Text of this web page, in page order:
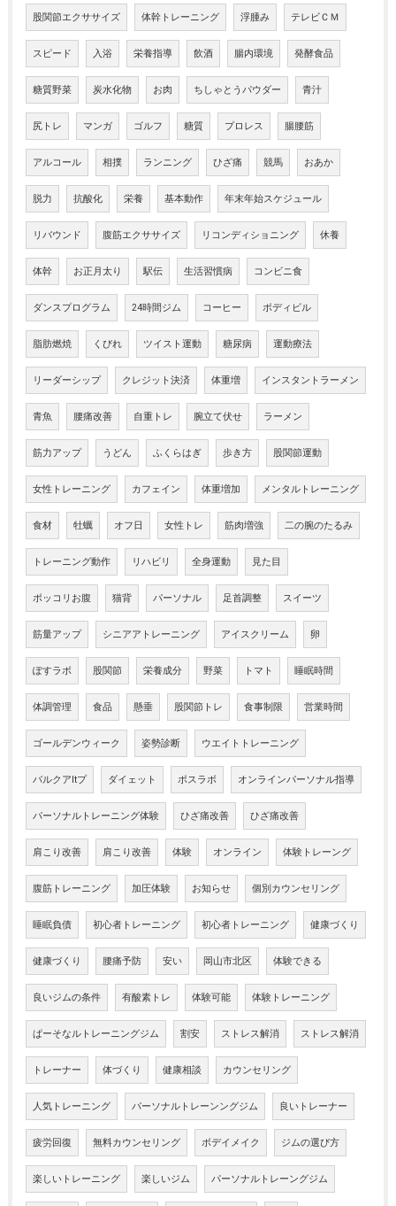
股関節エクササイズ 体幹トレーニング 浮腫み テレビＣＭ
スピード 入浴 栄養指導 飲酒 腸内環境 発酵食品
糖質野菜 炭水化物 お肉 ちしゃとうパウダー 青汁
尻トレ マンガ ゴルフ 糖質 プロレス 腸腰筋
アルコール 相撲 ランニング ひざ痛 競馬 おあか
脱力 抗酸化 栄養 基本動作 年末年始スケジュール
リバウンド 腹筋エクササイズ リコンディショニング 休養
体幹 お正月太り 駅伝 生活習慣病 コンビニ食
ダンスプログラム 24時間ジム コーヒー ボディビル
脂肪燃焼 くびれ ツイスト運動 糖尿病 運動療法
リーダーシップ クレジット決済 体重増 インスタントラーメン
青魚 腰痛改善 自重トレ 腕立て伏せ ラーメン
筋力アップ うどん ふくらはぎ 歩き方 股関節運動
女性トレーニング カフェイン 体重増加 メンタルトレーニング
食材 牡蠣 オフ日 女性トレ 筋肉増強 二の腕のたるみ
トレーニング動作 リハビリ 全身運動 見た目
ポッコリお腹 猫背 パーソナル 足首調整 スイーツ
筋量アップ シニアアトレーニング アイスクリーム 卵
ぽすラボ 股関節 栄養成分 野菜 トマト 睡眠時間
体調管理 食品 懸垂 股関節トレ 食事制限 営業時間
ゴールデンウィーク 姿勢診断 ウエイトトレーニング
バルクアltプ ダイェット ポスラボ オンラインパーソナル指導
パーソナルトレーニング体験 ひざ痛改善 ひざ痛改善
肩こり改善 肩こり改善 体験 オンライン 体験トレーング
腹筋トレーニング 加圧体験 お知らせ 個別カウンセリング
睡眠負債 初心者トレーニング 初心者トレーニング 健康づくり
健康づくり 腰痛予防 安い 岡山市北区 体験できる
良いジムの条件 有酸素トレ 体験可能 体験トレーニング
ぱーそなルトレーニングジム 割安 ストレス解消 ストレス解消
トレーナー 体づくり 健康相談 カウンセリング
人気トレーニング パーソナルトレーンングジム 良いトレーナー
疲労回復 無料カウンセリング ボデイメイク ジムの選び方
楽しいトレーニング 楽しいジム パーソナルトレーングジム